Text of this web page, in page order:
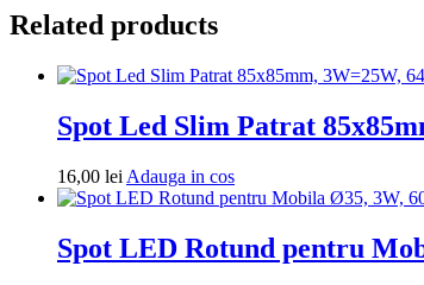
6W/2700k/420lm
lumina
Related products
Spot Led Slim Patrat
16,00 lei Adauga in cosAdauga
in
Spot LED Rotund pentru